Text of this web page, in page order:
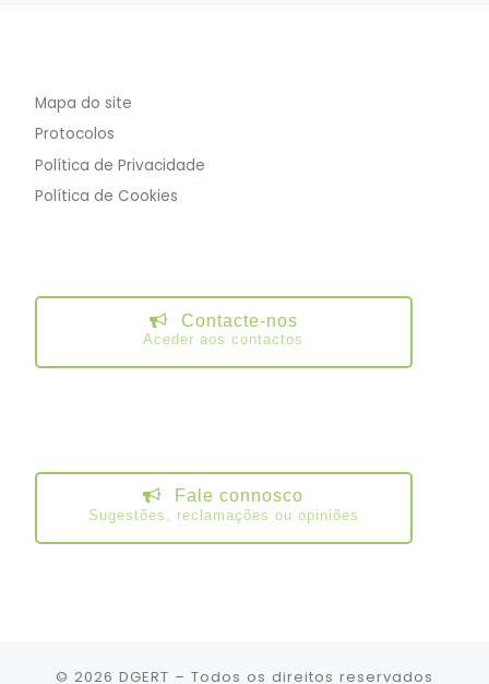
Mapa do site
Protocolos
Política de Privacidade
Política de Cookies
Contacte-nos
Aceder aos contactos
Fale connosco
Sugestões, reclamações ou opiniões
© 2026 DGERT – Todos os direitos reservados